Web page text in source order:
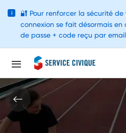
i 🔐 Pour renforcer la sécurité de
connexion se fait désormais
de passe + code reçu par